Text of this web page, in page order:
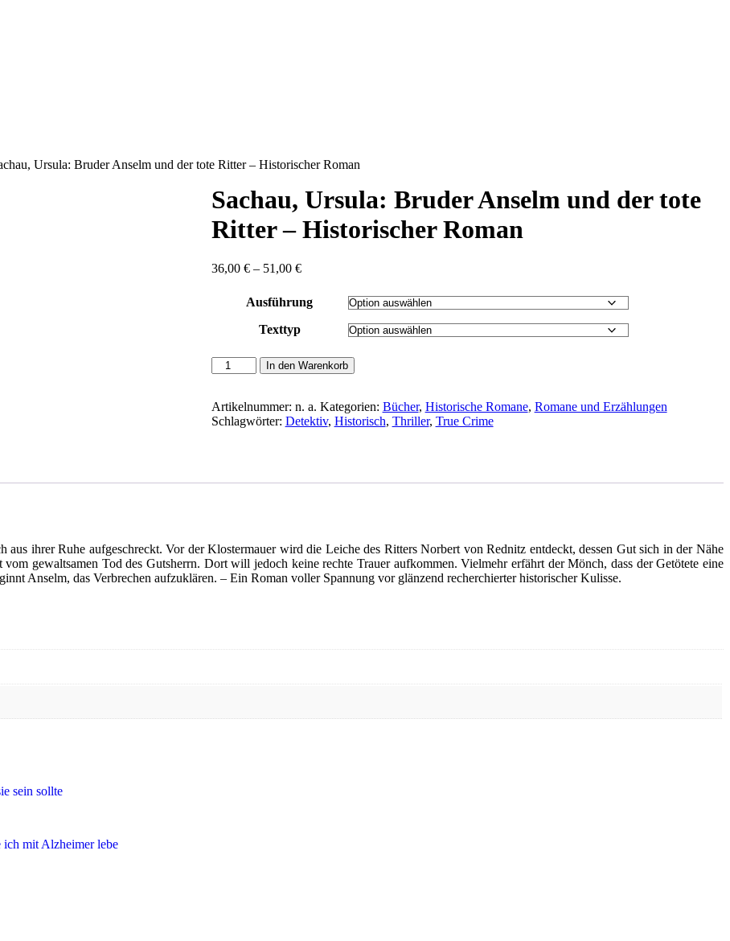
Ursula: Bruder Anselm und der tote Ritter – Historischer Roman
Sachau, Ursula: Bruder Anselm und der tote
Ritter – Historischer Roman
36,00 € – 51,00 €Preisspanne:
bis
51,00 €
Ausführung
Texttyp
Sachau,
Ursula:
Anselm
und
-
In den Warenkorb
Artikelnummer: n. a. Kategorien: Bücher, Historische Romane, Romane und Erzählungen
Schlagwörter: Detektiv, Historisch, Thriller, True Crime
ihrer Ruhe aufgeschreckt. Vor der Klostermauer wird die Leiche des Ritters Norbert von Rednitz entdeckt, dessen Gut sich in der Nähe
gewaltsamen Tod des Gutsherrn. Dort will jedoch keine rechte Trauer aufkommen. Vielmehr erfährt der Mönch, dass der Getötete eine
Anselm, das Verbrechen aufzuklären. – Ein Roman voller Spannung vor glänzend recherchierter historischer Kulisse.
sein sollte
ich mit Alzheimer lebe